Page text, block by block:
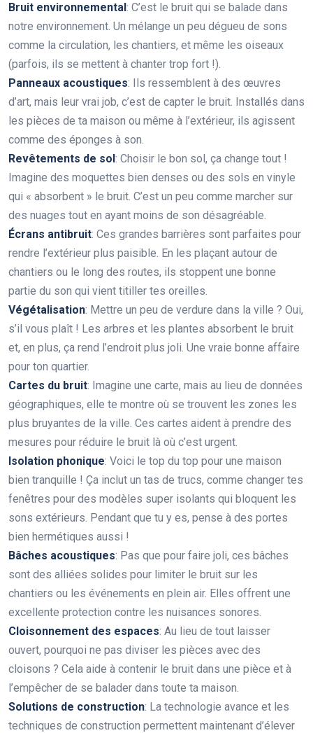
Bruit environnemental : C’est le bruit qui se balade dans
notre environnement. Un mélange un peu dégueu de sons
comme la circulation, les chantiers, et même les oiseaux
(parfois, ils se mettent à chanter trop fort !).
Panneaux acoustiques: Ils ressemblent à des œuvres
d’art, mais leur vrai job, c’est de capter le bruit. Installés dans
les pièces de ta maison ou même à l’extérieur, ils agissent
comme des éponges à son.
Revêtements de sol : Choisir le bon sol, ça change tout !
Imagine des moquettes bien denses ou des sols en vinyle
qui « absorbent » le bruit. C’est un peu comme marcher sur
des nuages tout en ayant moins de son désagréable.
Écrans antibruit: Ces grandes barrières sont parfaites pour
rendre l’extérieur plus paisible. En les plaçant autour de
chantiers ou le long des routes, ils stoppent une bonne
partie du son qui vient titiller tes oreilles.
Végétalisation: Mettre un peu de verdure dans la ville ? Oui,
s’il vous plaît ! Les arbres et les plantes absorbent le bruit
et, en plus, ça rend l’endroit plus joli. Une vraie bonne affaire
pour ton quartier.
Cartes du bruit: Imagine une carte, mais au lieu de données
géographiques, elle te montre où se trouvent les zones les
plus bruyantes de la ville. Ces cartes aident à prendre des
mesures pour réduire le bruit là où c’est urgent.
Isolation phonique: Voici le top du top pour une maison
bien tranquille ! Ça inclut un tas de trucs, comme changer tes
fenêtres pour des modèles super isolants qui bloquent les
sons extérieurs. Pendant que tu y es, pense à des portes
bien hermétiques aussi !
Bâches acoustiques: Pas que pour faire joli, ces bâches
sont des alliées solides pour limiter le bruit sur les
chantiers ou les événements en plein air. Elles offrent une
excellente protection contre les nuisances sonores.
Cloisonnement des espaces: Au lieu de tout laisser
ouvert, pourquoi ne pas diviser les pièces avec des
cloisons ? Cela aide à contenir le bruit dans une pièce et à
l’empêcher de se balader dans toute ta maison.
Solutions de construction: La technologie avance et les
techniques de construction permettent maintenant d’élever